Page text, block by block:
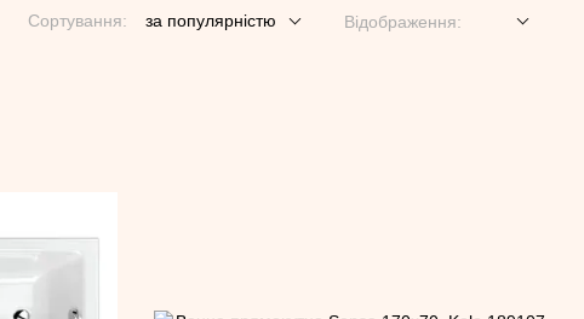
Сортування: за популярністю Відображення: